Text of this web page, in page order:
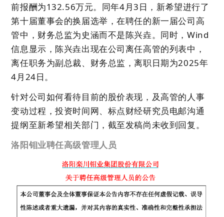
前报酬为132.56万元。同年4月3日，新希望进行了
第十届董事会的换届选举，在聘任的新一届公司高
管中，财务总监为史涵而不是陈兴垚。同时，Wind
信息显示，陈兴垚出现在公司离任高管的列表中，
离任职务为副总裁、财务总监，离职日期为2025年
4月24日。
针对公司如何看待目前的股价表现，及高管的人事
变动过程，投资时间网、标点财经研究员电邮沟通
提纲至新希望相关部门，截至发稿尚未收到回复。
洛阳钼业聘任高级管理人员